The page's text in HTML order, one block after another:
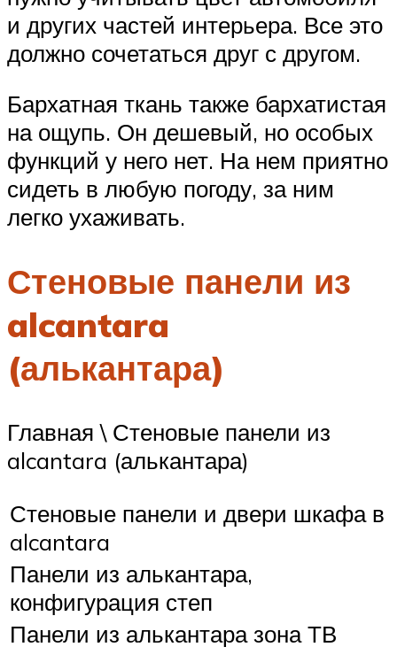
и других частей интерьера. Все это
должно сочетаться друг с другом.
Бархатная ткань также бархатистая
на ощупь. Он дешевый, но особых
функций у него нет. На нем приятно
сидеть в любую погоду, за ним
легко ухаживать.
Стеновые панели из
alcantara
(алькантара)
Главная \ Стеновые панели из
alcantara (алькантара)
Стеновые панели и двери шкафа в
alcantara
Панели из алькантара,
конфигурация степ
Панели из алькантара зона ТВ